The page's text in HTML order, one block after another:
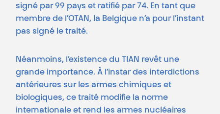
signé par 99 pays et ratifié par 74. En tant que
membre de l’OTAN, la Belgique n’a pour l’instant
pas signé le traité.
Néanmoins, l’existence du TIAN revêt une
grande importance. À l’instar des interdictions
antérieures sur les armes chimiques et
biologiques, ce traité modifie la norme
internationale et rend les armes nucléaires